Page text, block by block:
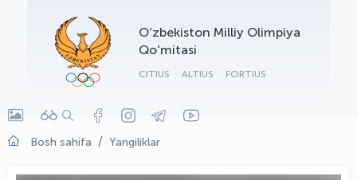
O‘zbekiston Milliy Olimpiya
Qo‘mitasi
CITIUS ALTIUS FORTIUS
Bosh sahifa Yangiliklar
OLYMPCHIK AI - yordamchi
Onlayn · olympic.uz